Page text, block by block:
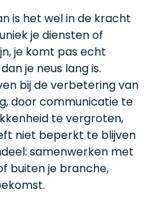
is het wel in de kracht
je diensten of
je komt pas echt
je neus lang is.
bij de verbetering van
door communicatie te
te vergroten,
niet beperkt te blijven
samenwerken met
buiten je branche,